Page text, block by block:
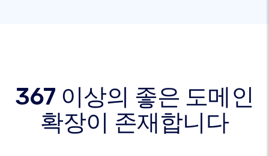
367 이상의 좋은 도메인
확장이 존재합니다